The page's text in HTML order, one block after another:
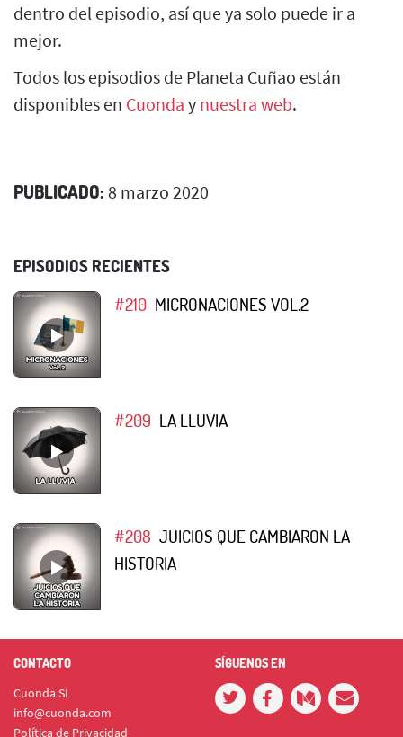
dentro del episodio, así que ya solo puede ir a
mejor.
Todos los episodios de Planeta Cuñao están
disponibles en Cuonda y nuestra web.
PUBLICADO: 8 marzo 2020
EPISODIOS RECIENTES
#210 MICRONACIONES VOL.2
#209 LA LLUVIA
#208 JUICIOS QUE CAMBIARON LA
HISTORIA
CONTACTO
Cuonda SL
info@cuonda.com
Política de Privacidad
SÍGUENOS EN